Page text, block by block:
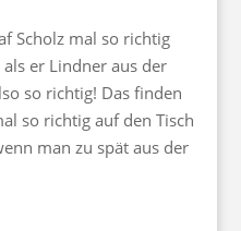
Scholz mal so richtig
er Lindner aus der
so richtig! Das finden
so richtig auf den Tisch
man zu spät aus der